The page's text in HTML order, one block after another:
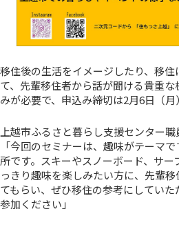
移住後の生活をイメージしたり、移
て、先輩移住者から話が聞ける貴重
みが必要で、申込み締切は2月6日（月
上越市ふるさと暮らし支援センター
「今回のセミナーは、趣味がテーマ
所です。スキーやスノーボード、サ
っきり趣味を楽しみたい方に、先輩
てもらい、ぜひ移住の参考にしてい
参加ください」